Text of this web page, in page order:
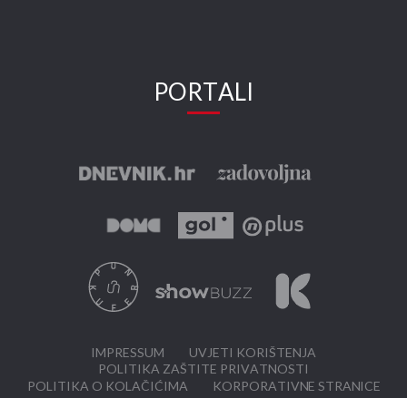
PORTALI
IMPRESSUM
UVJETI KORIŠTENJA
POLITIKA ZAŠTITE PRIVATNOSTI
POLITIKA O KOLAČIĆIMA
KORPORATIVNE STRANICE